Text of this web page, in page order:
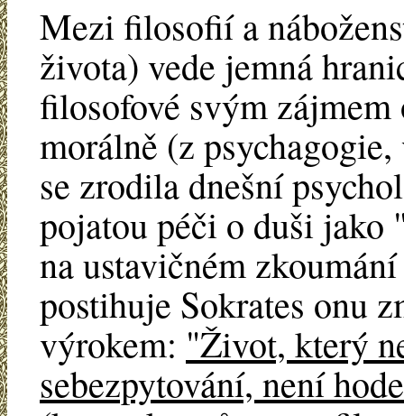
Mezi filosofií a
života) vede jemná
filosofové svým
morálně (z
se zrodila dnešní
pojatou péči o duši jako
na ustavičném
postihuje Sokrates onu
výrokem: "Život, který
sebezpytování, není